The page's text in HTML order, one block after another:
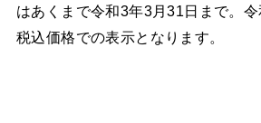
はあくまで令和3年3月31日まで。
税込価格での表示となります。